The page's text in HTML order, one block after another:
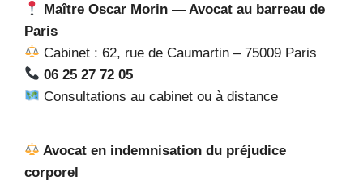
Maître Oscar Morin — Avocat au barreau de
Paris
Cabinet : 62, rue de Caumartin – 75009 Paris
06 25 27 72 05
Consultations au cabinet ou à distance
Avocat en indemnisation du préjudice
corporel